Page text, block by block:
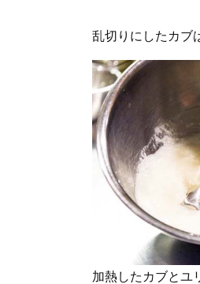
乱切りにしたカブ
加熱したカブとユ